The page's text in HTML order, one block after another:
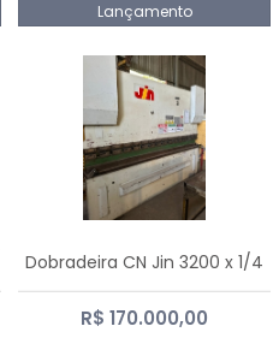
Lançamento
Dobradeira CN Jin 3200 x 1/4
R$ 170.000,00